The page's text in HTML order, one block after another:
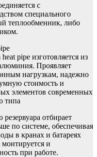
с
специального
теплообменник, либо
pipe изготовляется из
Проявляет
нагрузкам, надежно
стоимость и
элементов современных
типа
отбирает
по системе, обеспечивая
в кранах и батареях
и
при работе.